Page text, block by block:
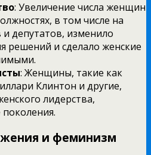
: Увеличение числа женщин
в том числе на
депутатов, изменило
решений и сделало женские
: Женщины, такие как
Клинтон и другие,
лидерства,
и феминизм